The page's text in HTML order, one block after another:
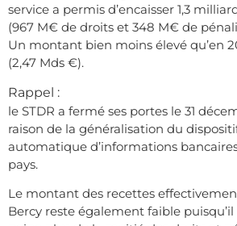
service a permis d’encaisser 1,3
(967 M€ de droits et 348 M€ de
Un montant bien moins élevé qu’en
(2,47 Mds €).
Rappel :
le STDR a fermé ses portes le 31
raison de la généralisation du
automatique d’informations
pays.
Le montant des recettes
Bercy reste également faible